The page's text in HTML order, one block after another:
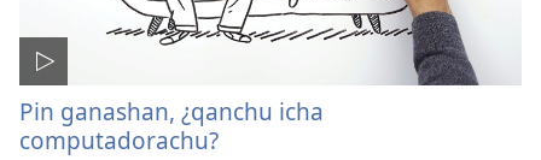
Pin ganashan, ¿qanchu icha
computadorachu?